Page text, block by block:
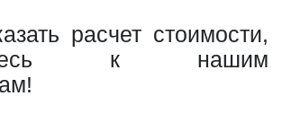
расчет стоимости,
к нашим